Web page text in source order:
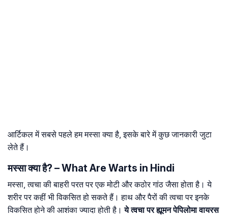
आर्टिकल में सबसे पहले हम मस्सा क्या है, इसके बारे में कुछ जानकारी जुटा
लेते हैं।
मस्सा क्या है? – What Are Warts in Hindi
मस्सा, त्वचा की बाहरी परत पर एक मोटी और कठोर गांठ जैसा होता है। ये
शरीर पर कहीं भी विकसित हो सकते हैं। हाथ और पैरों की त्वचा पर इनके
विकसित होने की आशंका ज्यादा होती है। ये त्वचा पर ह्यूमन पेपिलोमा वायरस